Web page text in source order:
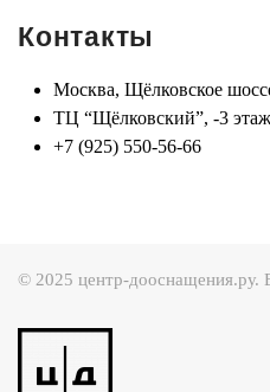
Контакты
Москва, Щёлковское
ТЦ “Щёлковский”, -3 этаж
+7 (925) 550-56-66
© 2025 центр-